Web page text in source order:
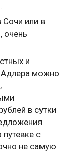
Сочи или в
очень
и
Адлера можно
в сутки
с
не самую